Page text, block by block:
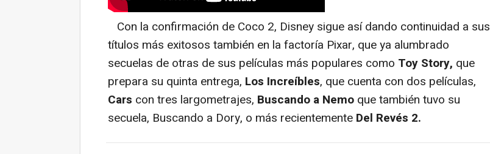
Con la confirmación de Coco 2, Disney sigue así dando continuidad a sus
títulos más exitosos también en la factoría Pixar, que ya alumbrado
secuelas de otras de sus películas más populares como Toy Story, que
prepara su quinta entrega, Los Increíbles, que cuenta con dos películas,
Cars con tres largometrajes, Buscando a Nemo que también tuvo su
secuela, Buscando a Dory, o más recientemente Del Revés 2.